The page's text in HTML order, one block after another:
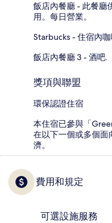
飯店內餐廳 - 此餐廳
用。每日營業。
Starbucks - 住宿內
飯店內餐廳 3 - 酒吧.
獎項與聯盟
環保認證住宿
本住宿已參與「
在以下一個或多個面
濟。
費用和規定
可選設施服務